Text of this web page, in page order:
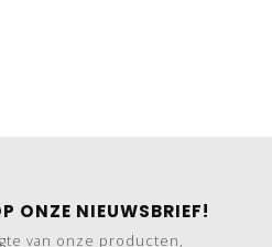
ONZE NIEUWSBRIEF!
van onze producten,